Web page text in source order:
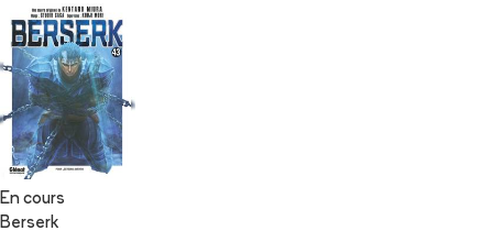
En cours
Berserk